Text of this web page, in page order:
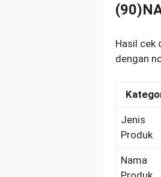
Hasil cek
dengan
Jenis
Produk
Nama